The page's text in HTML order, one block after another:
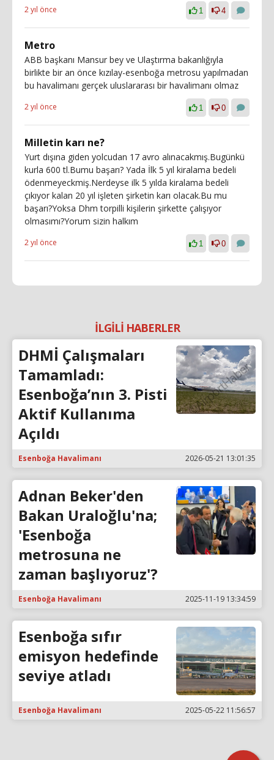
2 yıl önce 1 4
Metro
ABB başkanı Mansur bey ve Ulaştırma bakanlığıyla
birlikte bir an önce kızılay-esenboğa metrosu yapılmadan
bu havalimanı gerçek uluslararası bir havalimanı olmaz
2 yıl önce 1 0
Milletin karı ne?
Yurt dışına giden yolcudan 17 avro alınacakmış.Bugünkü
kurla 600 tl.Bumu başarı? Yada İlk 5 yıl kiralama bedeli
ödenmeyeckmiş.Nerdeyse ilk 5 yılda kiralama bedeli
çıkıyor kalan 20 yıl işleten şirketin karı olacak.Bu mu
başarı?Yoksa Dhm torpilli kişilerin şirkette çalışıyor
olmasımı?Yorum sizin halkım
2 yıl önce 1 0
İLGİLİ HABERLER
DHMİ Çalışmaları
Tamamladı:
Esenboğa’nın 3. Pisti
Aktif Kullanıma
Açıldı
Esenboğa Havalimanı 2026-05-21 13:01:35
Adnan Beker'den
Bakan Uraloğlu'na;
'Esenboğa
metrosuna ne
zaman başlıyoruz'?
Esenboğa Havalimanı 2025-11-19 13:34:59
Esenboğa sıfır
emisyon hedefinde
seviye atladı
Esenboğa Havalimanı 2025-05-22 11:56:57